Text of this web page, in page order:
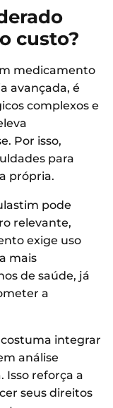
custo?
medicamento
avançada, é
complexos e
Por isso,
para
própria.
pode
relevante,
exige uso
mais
de saúde, já
a
integrar
análise
Isso reforça a
seus direitos